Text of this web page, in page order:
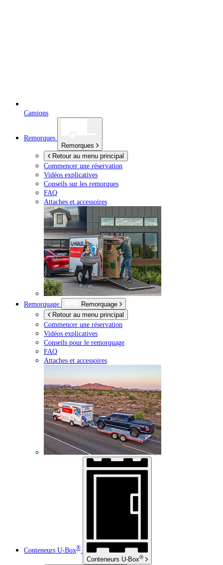
Camions
Remorques
Remorques
Retour au menu principal
Commencer une réservation
Vidéos explicatives
Conseils sur les remorques
FAQ
Attaches et accessoires
Remorquage
Remorquage
Retour au menu principal
Commencer une réservation
Vidéos explicatives
Conseils pour le remorquage
FAQ
Attaches et accessoires
Conteneurs U-Box®
Conteneurs U-Box®